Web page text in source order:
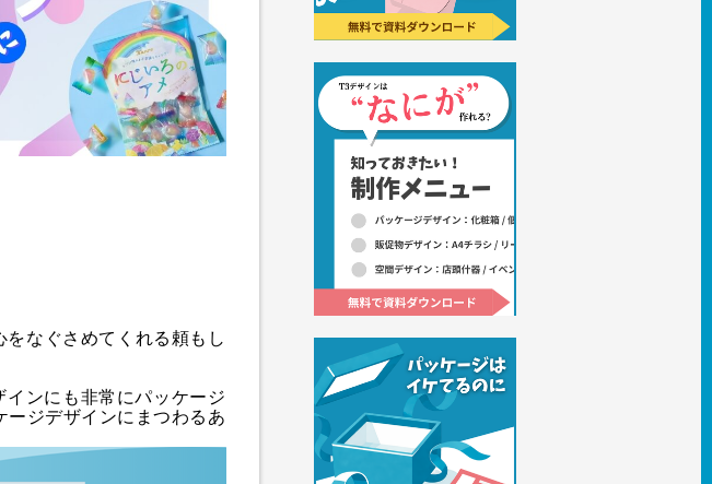
をなぐさめてくれる頼もし
インにも非常にパッケージ
ージデザインにまつわるあ